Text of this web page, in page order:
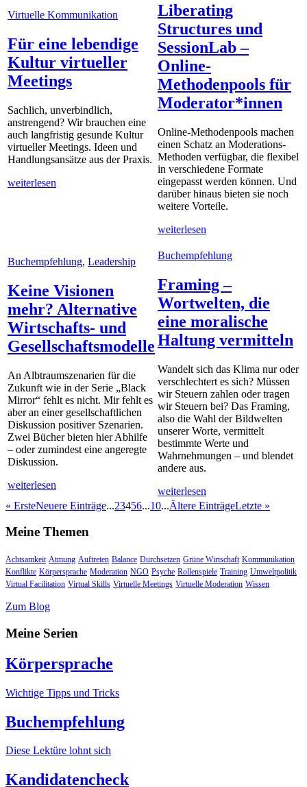
Virtuelle Kommunikation
Für eine lebendige
Kultur virtueller
Meetings
Sachlich, unverbindlich,
anstrengend? Wir brauchen eine
auch langfristig gesunde Kultur
virtueller Meetings. Ideen und
Handlungsansätze aus der Praxis.
weiterlesen
Liberating
Structures und
SessionLab –
Online-
Methodenpools für
Moderator*innen
Online-Methodenpools machen
einen Schatz an Moderations-
Methoden verfügbar, die flexibel
in verschiedene Formate
eingepasst werden können. Und
darüber hinaus bieten sie noch
weitere Vorteile.
weiterlesen
Buchempfehlung, Leadership
Keine Visionen
mehr? Alternative
Wirtschafts- und
Gesellschaftsmodelle
An Albtraumszenarien für die
Zukunft wie in der Serie „Black
Mirror“ fehlt es nicht. Mir fehlt es
aber an einer gesellschaftlichen
Diskussion positiver Szenarien.
Zwei Bücher bieten hier Abhilfe
– oder zumindest eine angeregte
Diskussion.
weiterlesen
Buchempfehlung
Framing –
Wortwelten, die
eine moralische
Haltung vermitteln
Wandelt sich das Klima nur oder
verschlechtert es sich? Müssen
wir Steuern zahlen oder tragen
wir Steuern bei? Das Framing,
also die Wahl der Bildwelten
unserer Worte, vermittelt
bestimmte Werte und
Wahrnehmungen – und blendet
andere aus.
weiterlesen
« ErsteNeuere Einträge...23456...10...Ältere EinträgeLetzte »
Meine Themen
Achtsamkeit Atmung Auftreten Balance Durchsetzen Grüne Wirtschaft Kommunikation
Konflikte Körpersprache Moderation NGO Psyche Rollenspiele Training Umweltpolitik
Virtual Facilitation Virtual Skills Virtuelle Meetings Virtuelle Moderation Wissen
Zum Blog
Meine Serien
Körpersprache
Wichtige Tipps und Tricks
Buchempfehlung
Diese Lektüre lohnt sich
Kandidatencheck